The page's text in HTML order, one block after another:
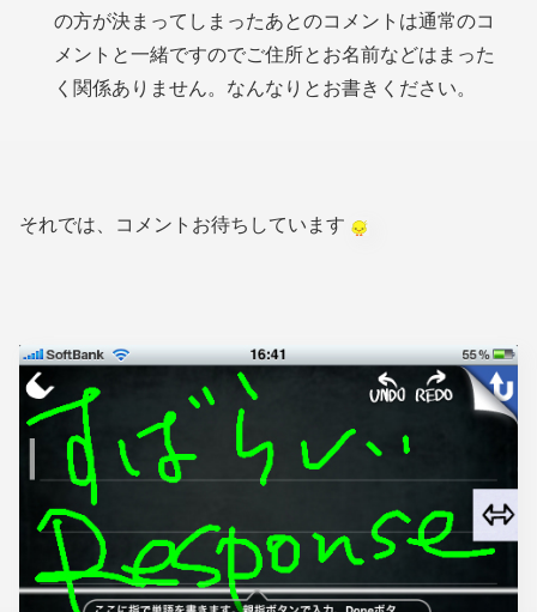
の方が決まってしまったあとのコメントは通常のコ
メントと一緒ですのでご住所とお名前などはまった
く関係ありません。なんなりとお書きください。
それでは、コメントお待ちしています